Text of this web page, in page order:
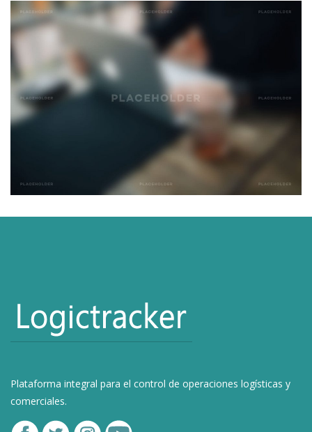
Plataforma integral para el control de operaciones logísticas y
comerciales.